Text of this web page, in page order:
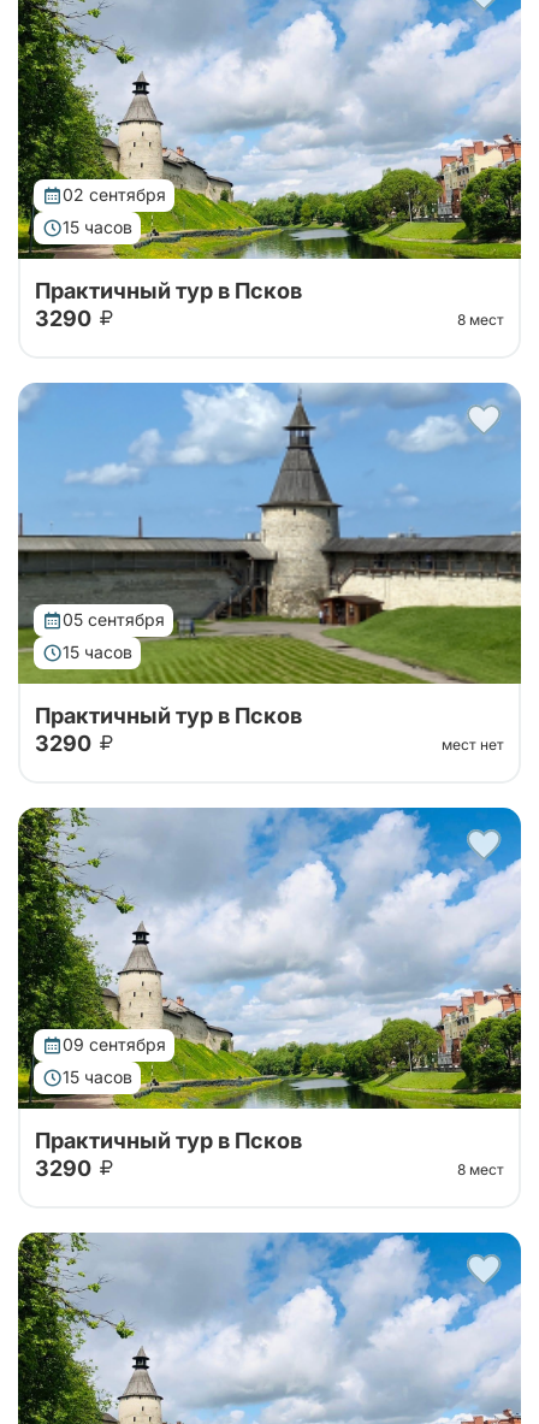
Петербурга. Отправимся на комфортабельном
автобусе до Пскова, слушая трассовую экскурсию,
а далее - свободное время в городе!
02 сентября
15 часов
Автобусный тур на 1 день в Псков из Санкт-
Петербурга. Отправимся на комфортабельном
автобусе до Пскова, слушая трассовую экскурсию,
а далее - свободное время в городе!
Практичный тур в Псков
3290
8 мест
05 сентября
15 часов
Автобусный тур на 1 день в Псков из Санкт-
Петербурга. Отправимся на комфортабельном
автобусе до Пскова, слушая трассовую экскурсию,
а далее - свободное время в городе!
Практичный тур в Псков
3290
мест нет
09 сентября
15 часов
Автобусный тур на 1 день в Псков из Санкт-
Петербурга. Отправимся на комфортабельном
автобусе до Пскова, слушая трассовую экскурсию,
а далее - свободное время в городе!
Практичный тур в Псков
3290
8 мест